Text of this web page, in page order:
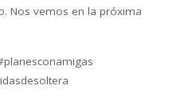
Nos vemos en la próxima